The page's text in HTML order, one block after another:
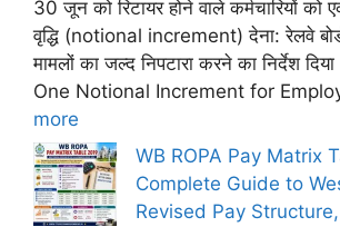
30 जून को रिटायर होने वाले कर्मचारियों को
वृद्धि (notional increment) देना: रेलवे
मामलों का जल्द निपटारा करने का निर्देश
One Notional Increment for
more
WB ROPA Pay Matrix
Complete Guide to
Revised Pay